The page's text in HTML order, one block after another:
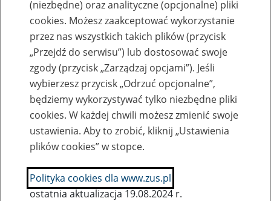
Rejestry, ewidencje i archiwa
Baza zlikwidowanych lub
przekształconych zakładów pracy
Nazwa zakładu pracy:
SZUKAJ
(niezbędne) oraz analityczne (opcjonalne) pliki
cookies. Możesz zaakceptować wykorzystanie
przez nas wszystkich takich plików (przycisk
„Przejdź do serwisu”) lub dostosować swoje
zgody (przycisk „Zarządzaj opcjami”). Jeśli
wybierzesz przycisk „Odrzuć opcjonalne”,
będziemy wykorzystywać tylko niezbędne pliki
cookies. W każdej chwili możesz zmienić swoje
ustawienia. Aby to zrobić, kliknij „Ustawienia
plików cookies” w stopce.
Polityka cookies dla www.zus.pl
ostatnia aktualizacja 19.08.2024 r.